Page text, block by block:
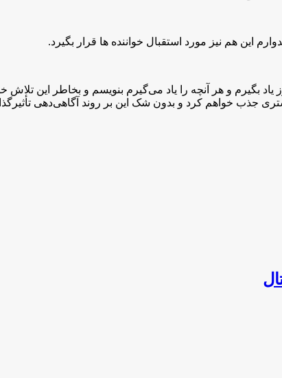
این هم نیز مورد استقبال خواننده ها قرار بگیرد.
بگیرم و هر آنچه را یاد می‌گیرم بنویسم و بخاطر این تلاش
جذب خواهم کرد و بدون شک این بر روند آگاهی‌دهی